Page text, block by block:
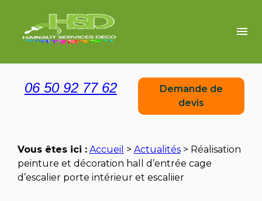
menu
06 50 92 77 62
Demande de
devis
Vous êtes ici : Accueil > Actualités> Réalisation
peinture et décoration hall d’entrée cage
d’escalier porte intérieur et escaliier